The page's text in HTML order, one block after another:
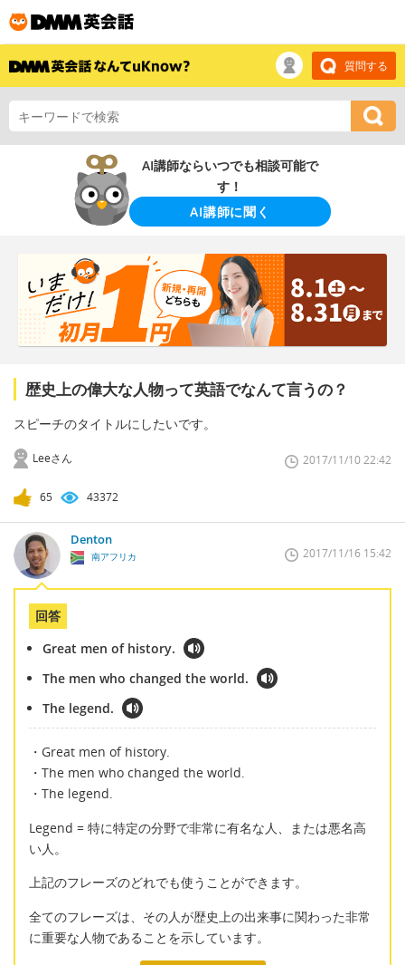
質問する
AI講師ならいつでも相談可能で
す！
AI講師に聞く
歴史上の偉大な人物って英語でなんて言うの？
スピーチのタイトルにしたいです。
Leeさん 2017/11/10 22:42
65 43372
Denton
南アフリカ 2017/11/16 15:42
回答
Great men of history.
The men who changed the world.
The legend.
・Great men of history.
・The men who changed the world.
・The legend.
Legend = 特に特定の分野で非常に有名な人、または悪名高
い人。
上記のフレーズのどれでも使うことができます。
全てのフレーズは、その人が歴史上の出来事に関わった非常
に重要な人物であることを示しています。